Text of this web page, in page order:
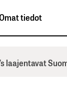
tiedot
laajentavat